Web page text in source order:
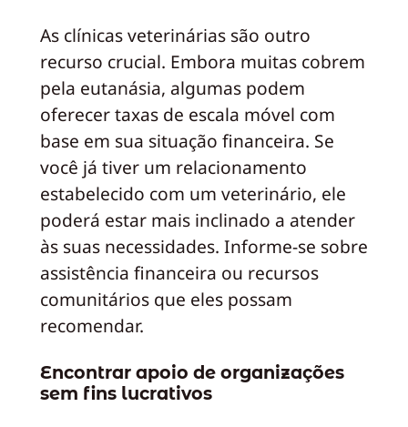
As clínicas veterinárias são outro
recurso crucial. Embora muitas cobrem
pela eutanásia, algumas podem
oferecer taxas de escala móvel com
base em sua situação financeira. Se
você já tiver um relacionamento
estabelecido com um veterinário, ele
poderá estar mais inclinado a atender
às suas necessidades. Informe-se sobre
assistência financeira ou recursos
comunitários que eles possam
recomendar.
Encontrar apoio de organizações
sem fins lucrativos